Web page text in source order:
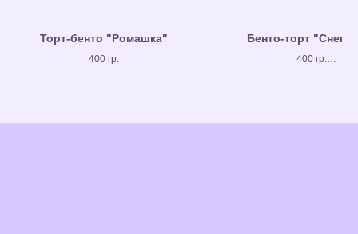
Торт-бенто "Ромашка"
400 гр.
Бенто-торт
400 гр.